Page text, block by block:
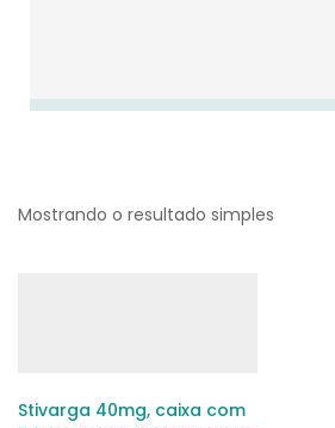
Mostrando o resultado simples
Stivarga 40mg, caixa com